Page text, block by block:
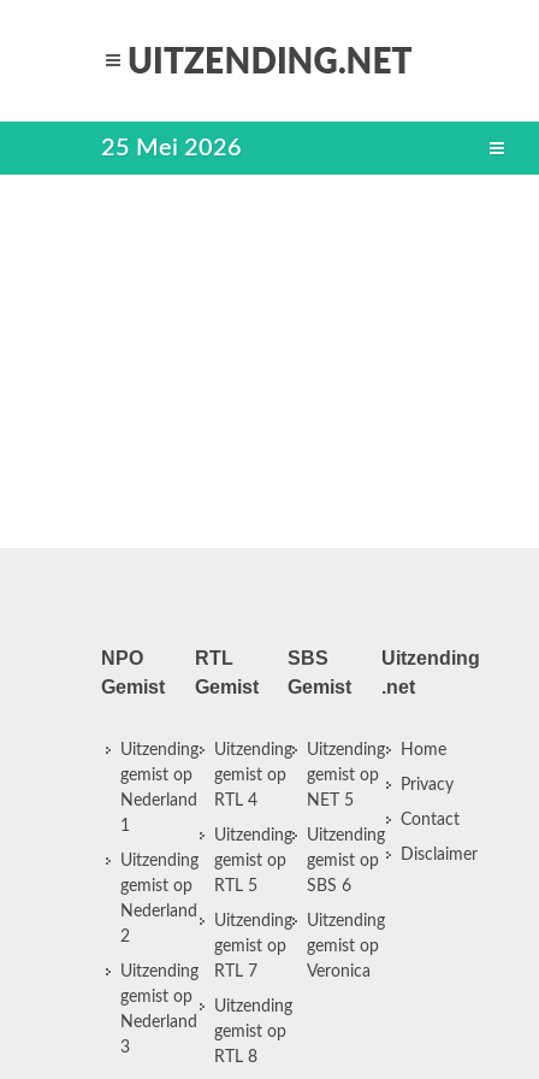
25 Mei 2026
NPO
Gemist
Uitzending
gemist op
Nederland
1
Uitzending
gemist op
Nederland
2
Uitzending
gemist op
Nederland
3
RTL
Gemist
Uitzending
gemist op
RTL 4
Uitzending
gemist op
RTL 5
Uitzending
gemist op
RTL 7
Uitzending
gemist op
RTL 8
SBS
Gemist
Uitzending
gemist op
NET 5
Uitzending
gemist op
SBS 6
Uitzending
gemist op
Veronica
Uitzending
.net
Home
Privacy
Contact
Disclaimer